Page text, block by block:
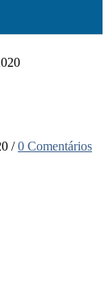
/0 Comentários